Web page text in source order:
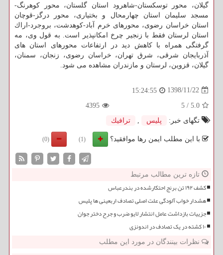
گیلان، محور توسكستان-شاهرود استان گلستان، محور كوهرنگ-
مسجد سلیمان استان چهارمحال و بختیاری، محور درگز-قوچان
استان خراسان رضوی، محورهای خرم آباد-كوهدشت، بروجرد-اراك
استان لرستان فقط با زنجیر چرخ امكانپذیر است. به قول وی، مه
گرفتگی همراه با كاهش دید در ارتفاعات محورهای استان های
آذربایجان شرقی، شرق تهران، خراسان رضوی، زنجان، سمنان،
گیلان، قزوین، لرستان و مازندران مشاهده می شود.
1398/11/22
15:24:55
5.0
/
5
4395
تگهای خبر:
پلیس ترافیك
با این مطلب ایمن رها موافقید؟ (1)
(0)
تازه ترین مطالب مرتبط
کشف ۱۹۲ تن برنج احتکارشده در بندرعباس
هشدار خواب آلودگی علت اصلی تصادف اربعینی ها پلیس
جزییات بازداشت عامل انتشار لایو ضرب و جرح دختر جوان
۱۰ کشته در یک تصادف در اندونزی
نظرات بینندگان در مورد این مطلب